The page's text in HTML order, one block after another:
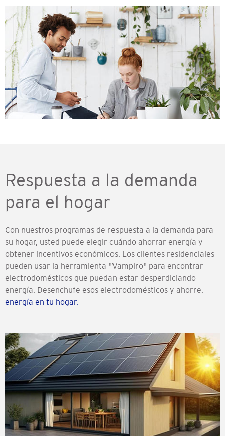
Imagen
Respuesta a la demanda
para el hogar
Con nuestros programas de respuesta a la demanda para
su hogar, usted puede elegir cuándo ahorrar energía y
obtener incentivos económicos. Los clientes residenciales
pueden usar la herramienta "Vampiro" para encontrar
electrodomésticos que puedan estar desperdiciando
energía. Desenchufe esos electrodomésticos y ahorre.
energía en tu hogar.